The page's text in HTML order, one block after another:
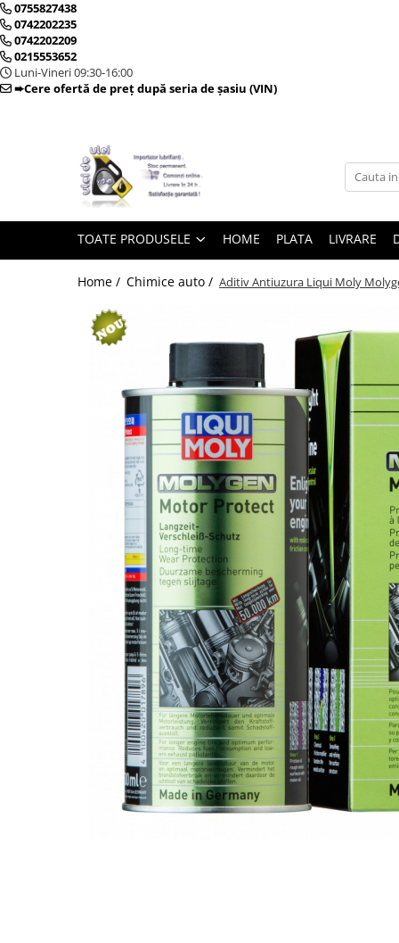
Toate Produsele
► Detailing si cosmetica
Intretinere interior
Curatare tapiterie auto
Curatare si intretinere piele
Plastice interioare
Intretinere exterior
Curatare geamuri auto
Accesorii spalare si uscare
Spalare si detailing rapid
Decontaminare vopsea
Recipiente si pulverizatoare
0755827438
0742202235
0742202209
0215553652
Luni-Vineri 09:30-16:00
➨Cere ofertă de preț după seria de șasiu (VIN)
TOATE PRODUSELE HOME PLATA LIVRARE
Home / Chimice auto / Aditiv Antiuzura Liqui Moly